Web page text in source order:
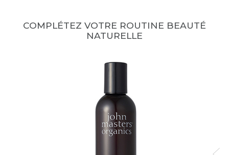
COMPLÉTEZ VOTRE ROUTINE BEAUTÉ
NATURELLE